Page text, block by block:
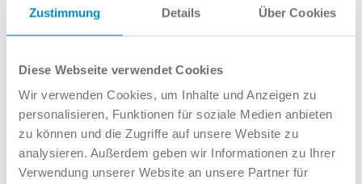
Zustimmung Details Über Cookies
Diese Webseite verwendet Cookies
Wir verwenden Cookies, um Inhalte und Anzeigen zu
personalisieren, Funktionen für soziale Medien anbieten
zu können und die Zugriffe auf unsere Website zu
analysieren. Außerdem geben wir Informationen zu Ihrer
Verwendung unserer Website an unsere Partner für
Lars Linkamp
Verkauf GW
02381 7998-522
llinkamp@potthoff.de